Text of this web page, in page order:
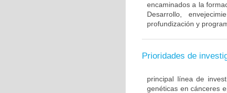
encaminados a la
Desarrollo,
profundización y
Prioridades de
principal línea de
genéticas en cánceres